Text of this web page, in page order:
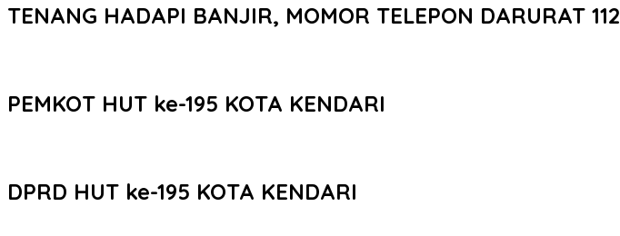
TENANG HADAPI BANJIR, MOMOR TELEPON DARURAT 112
PEMKOT HUT ke-195 KOTA KENDARI
DPRD HUT ke-195 KOTA KENDARI